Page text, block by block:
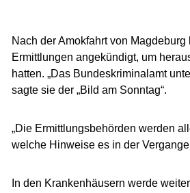
Nach der Amokfahrt von
Ermittlungen angekündigt, um
hatten. „Das Bundeskriminalamt
sagte sie der „Bild am Sonntag“.
„Die Ermittlungsbehörden werden
welche Hinweise es in der
In den Krankenhäusern werde